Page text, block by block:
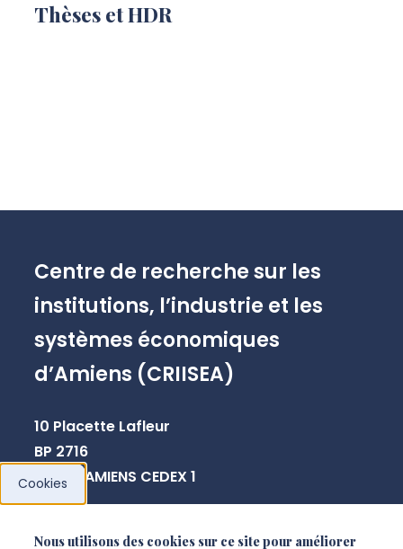
Thèses et HDR
Centre de recherche sur les
institutions, l’industrie et les
systèmes économiques
d’Amiens (CRIISEA)
10 Placette Lafleur
BP 2716
80027 AMIENS CEDEX 1
Cookies
Nous utilisons des cookies sur ce site pour améliorer